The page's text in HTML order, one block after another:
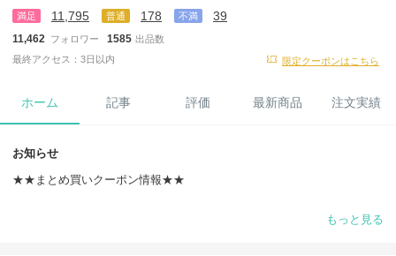
満足 11,795 普通 178 不満 39
11,462 フォロワー 1585 出品数
最終アクセス：3日以内
限定クーポンはこちら
ホーム 記事 評価 最新商品 注文実績
お知らせ
★★まとめ買いクーポン情報★★
もっと見る